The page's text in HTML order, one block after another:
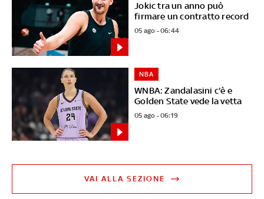
Jokic tra un anno può
firmare un contratto record
05 ago - 06:44
WNBA: Zandalasini c'è e
Golden State vede la vetta
NBA
05 ago - 06:19
VAI ALLA SEZIONE